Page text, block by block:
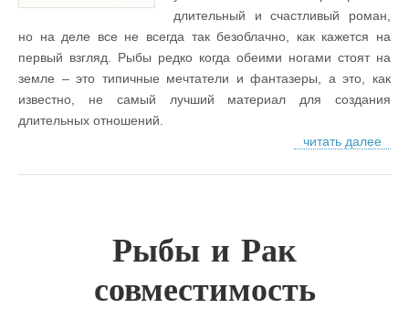
длительный и счастливый роман,
но на деле все не всегда так безоблачно, как кажется на
первый взгляд. Рыбы редко когда обеими ногами стоят на
земле – это типичные мечтатели и фантазеры, а это, как
известно, не самый лучший материал для создания
длительных отношений.
читать далее
Рыбы и Рак
совместимость